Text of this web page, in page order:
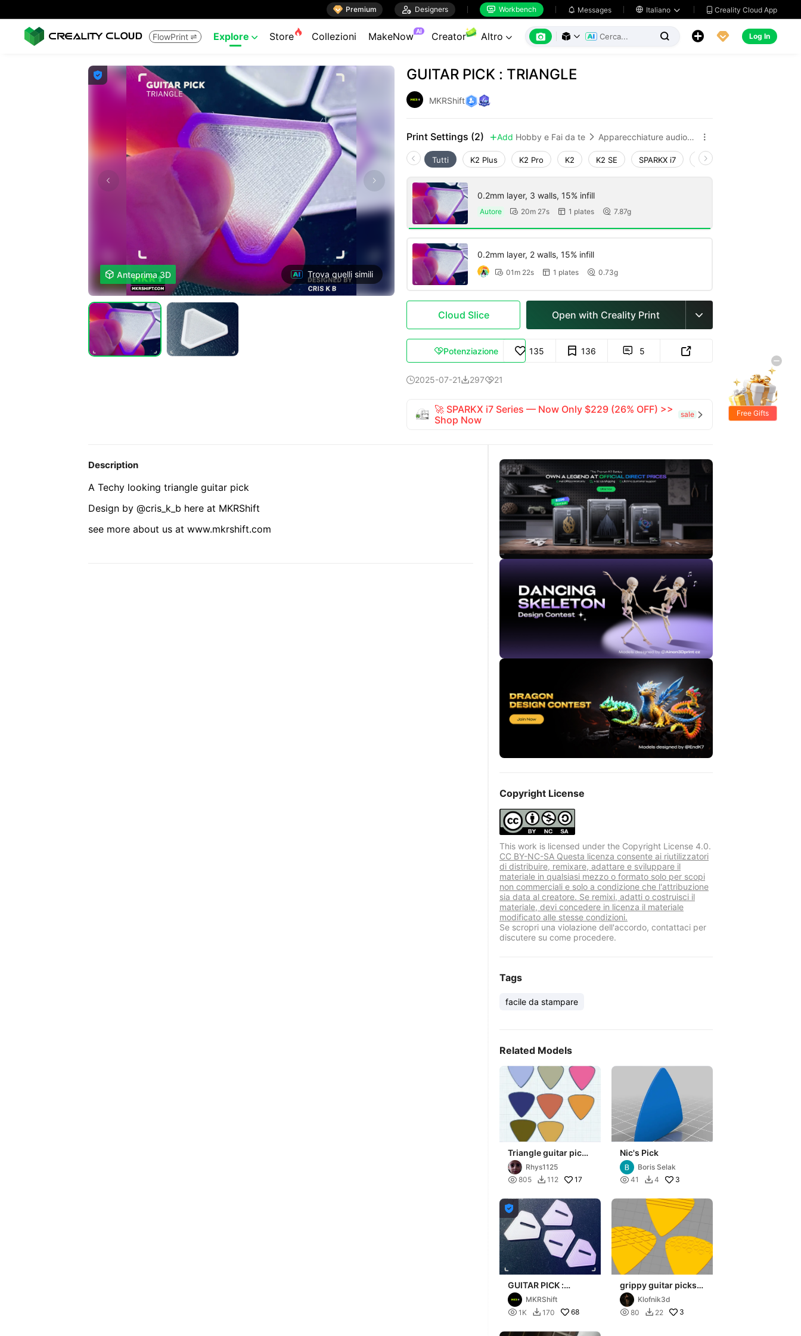
 Premium  Designers  Workbench  Messages  Italiano   Creality Cloud App
FlowPrint  Explore  Store Collezioni MakeNow AI Creator Altro        Log In

 Anteprima 3D Trova quelli simili
GUITAR PICK : TRIANGLE
MKRShift
Print Settings (2) Add Hobby e Fai da te  Apparecchiature audio e sonore 
Tutti K2 Plus K2 Pro K2 K2 SE SPARKX i7 Creality Hi
0.2mm layer, 3 walls, 15% infill
Autore  20m 27s  1 plates  7.87g
0.2mm layer, 2 walls, 15% infill
 01m 22s  1 plates  0.73g
Cloud Slice Open with Creality Print 
Potenziazione 135 136  5 
2025-07-2129721
🚀 SPARKX i7 Series — Now Only $229 (26% OFF) >>
Shop Now
sale 
Description
A Techy looking triangle guitar pick
Design by @cris_k_b here at MKRShift
see more about us at www.mkrshift.com
Copyright License
This work is licensed under the Copyright License 4.0.
CC BY-NC-SA Questa licenza consente ai riutilizzatori
di distribuire, remixare, adattare e sviluppare il
materiale in qualsiasi mezzo o formato solo per scopi
non commerciali e solo a condizione che l'attribuzione
sia data al creatore. Se remixi, adatti o costruisci il
materiale, devi concedere in licenza il materiale
modificato alle stesse condizioni.
Se scropri una violazione dell'accordo, contattaci per
discutere su come procedere.
Tags
facile da stampare
Related Models
Triangle guitar pick
different gauges up
to 1.5mm thick.
Rhys1125
 805  112 17
Nic's Pick
Boris Selak
 41  4 3

GUITAR PICK :
DIAMOND
MKRShift
 1K  170 68
grippy guitar picks
(not mine)
Klofnik3d
 80  22 3
Free Gifts